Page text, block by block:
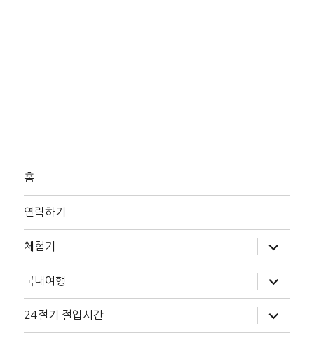
홈
연락하기
체험기
위
메
뉴
확
장
국내여행
위
메
뉴
확
장
24절기 절입시간
위
메